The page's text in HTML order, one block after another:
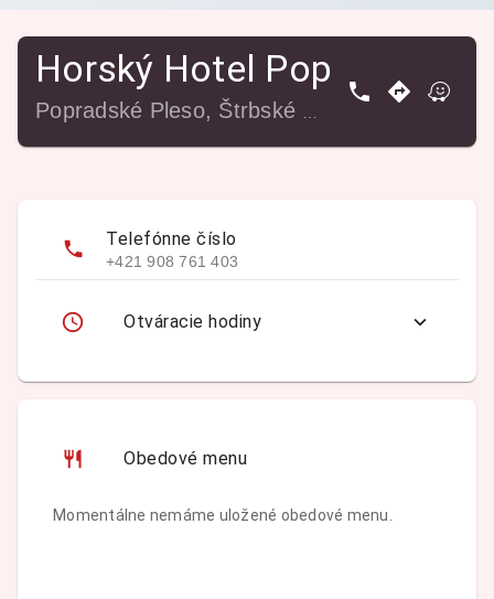
Horský Hotel Popradské
Telefónne číslo
+421 908 761 403
Otváracie hodiny
Obedové menu
Momentálne nemáme uložené obedové menu.